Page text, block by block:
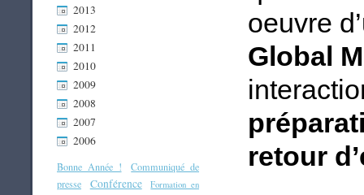
2013
2012
2011
2010
2009
2008
2007
2006
Bonne Année !
Communiqué de
presse
Conférence
Formation en
oeuvre
Global
retour